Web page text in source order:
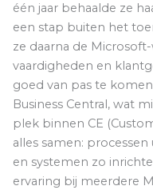
één jaar behaalde ze
een stap buiten het
ze daarna de
vaardigheden en
goed van pas te
Business Central, wat
plek binnen CE
alles samen:
en systemen zo
ervaring bij meerdere